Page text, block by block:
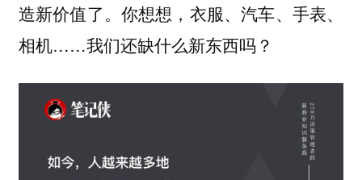
造新价值了。你想想，衣服、汽车、手表、
相机……我们还缺什么新东西吗？